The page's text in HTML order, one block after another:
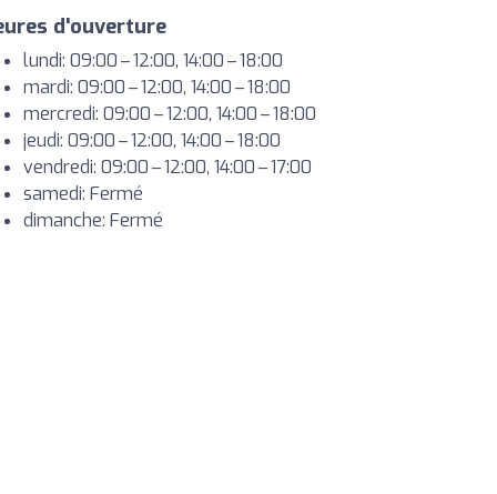
d'ouverture
lundi: 09:00 – 12:00, 14:00 – 18:00
mardi: 09:00 – 12:00, 14:00 – 18:00
mercredi: 09:00 – 12:00, 14:00 – 18:00
jeudi: 09:00 – 12:00, 14:00 – 18:00
vendredi: 09:00 – 12:00, 14:00 – 17:00
samedi: Fermé
dimanche: Fermé